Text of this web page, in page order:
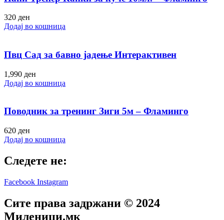
320 ден
Додај во кошница
Пвц Сад за бавно јадење Интерактивен
1,990 ден
Додај во кошница
Поводник за тренинг Зиги 5м – Фламинго
620 ден
Додај во кошница
Следете не:
Facebook Instagram
Сите права задржани © 2024
Mиленици.мк